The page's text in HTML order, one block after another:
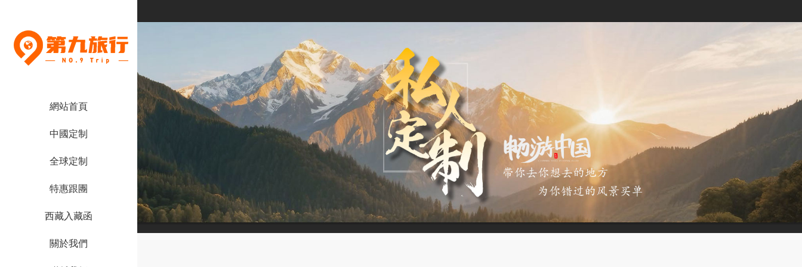
網站首頁
中國定制
全球定制
特惠跟團
西藏入藏函
關於我們